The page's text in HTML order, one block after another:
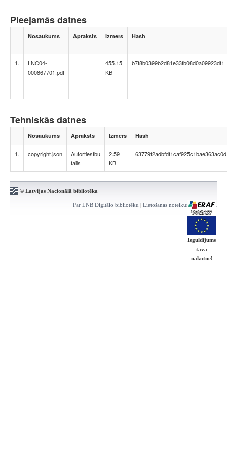
Pieejamās datnes
Nosaukums Apraksts Izmērs Hash
1.
LNC04-
000867701.pdf
455.15
KB
b7f8b0399b2d81e33fb08d0a09923df1
Tehniskās datnes
Nosaukums Apraksts Izmērs Hash
1. copyright.json
Autortiesību
fails
2.59
KB
63779f2adbfdf1caf925c1bae363ac0d
© Latvijas Nacionālā bibliotēka
Par LNB Digitālo bibliotēku | Lietošanas noteikumi | Kontakti
Ieguldījums
tavā
nākotnē!